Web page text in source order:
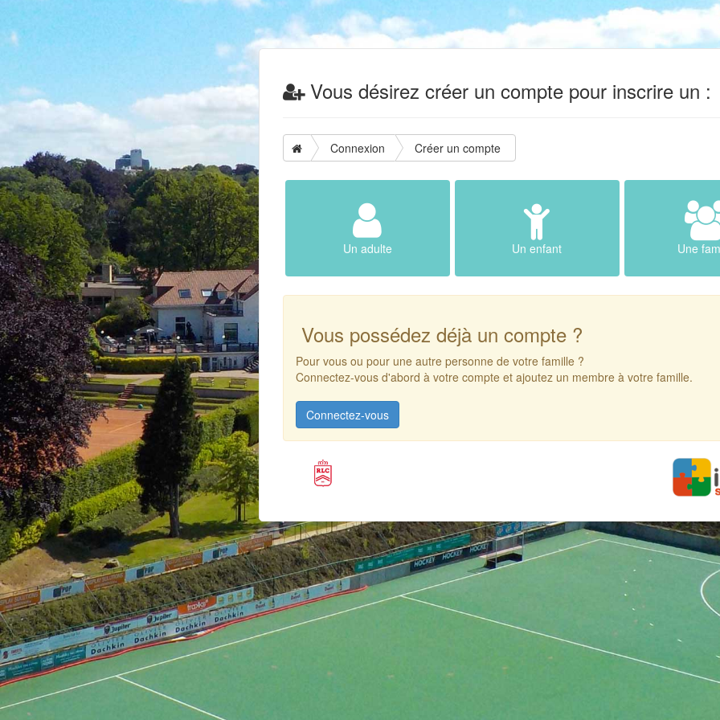
Vous désirez créer un compte pour inscrire un :
Connexion Créer un compte
Un adulte Un enfant Une
Vous possédez déjà un compte ?
Pour vous ou pour une autre personne de votre famille ?
Connectez-vous d'abord à votre compte et ajoutez un membre à votre famille.
Connectez-vous